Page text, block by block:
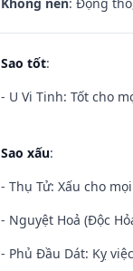
Sao tốt:
- U Vi Tinh: Tốt cho
Sao xấu:
- Thụ Tử: Xấu cho
- Nguyệt Hoả (Độc
- Phủ Đầu Dát: Kỵ